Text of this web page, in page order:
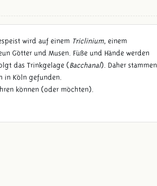
wird auf einem Triclinium, einem
Götter und Musen. Füße und Hände werden
das Trinkgelage (Bacchanal). Daher stammen
in Köln gefunden.
können (oder möchten).